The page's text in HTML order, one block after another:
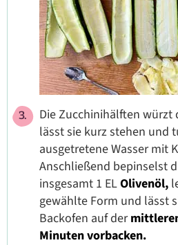
Die Zucchinihälften
lässt sie kurz stehen und
ausgetretene Wasser mit
Anschließend bepinselst
insgesamt 1 ELOlivenöl,
gewählte Form und lässt
Backofen auf der
Minuten vorbacken.